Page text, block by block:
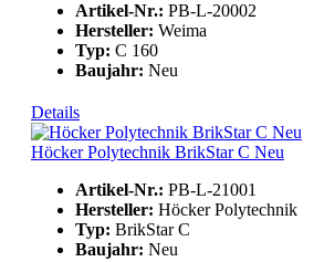
Artikel-Nr.: PB-L-20002
Hersteller: Weima
Typ: C 160
Baujahr: Neu
Details
Höcker Polytechnik BrikStar C Neu
Artikel-Nr.: PB-L-21001
Hersteller: Höcker Polytechnik
Typ: BrikStar C
Baujahr: Neu